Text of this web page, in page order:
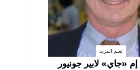
تعلم المزيد
«جاي» لابير جونيور